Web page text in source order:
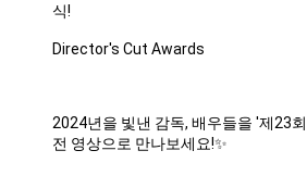
식!
Director's Cut Awards
2024년을 빛낸 감독, 배우들을 '제23
전 영상으로 만나보세요!✨